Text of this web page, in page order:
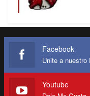
millones de
Con la pandemia,
cabilderos de las
han estado muy
gobiernos su
Facebook
Youtube